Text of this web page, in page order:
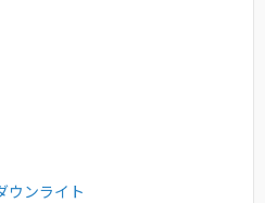
ウンライト